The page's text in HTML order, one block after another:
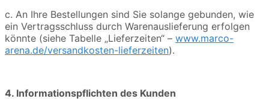
c. An Ihre Bestellungen sind Sie solange gebunden, wie
ein Vertragsschluss durch Warenauslieferung erfolgen
könnte (siehe Tabelle „Lieferzeiten“ – www.marco-
arena.de/versandkosten-lieferzeiten).
4. Informationspflichten des Kunden